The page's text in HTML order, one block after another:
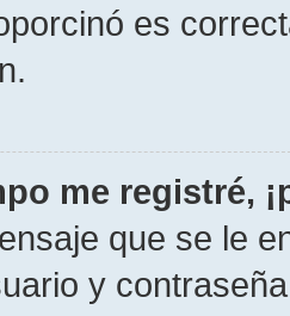
es
me registré,
que se le
y